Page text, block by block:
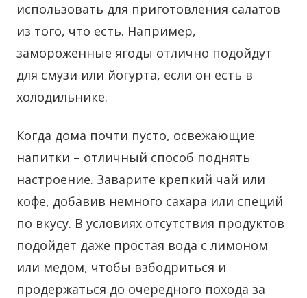
использовать для приготовления салатов
из того, что есть. Например,
замороженные ягоды отлично подойдут
для смузи или йогурта, если он есть в
холодильнике.
Когда дома почти пусто, освежающие
напитки – отличный способ поднять
настроение. Заварите крепкий чай или
кофе, добавив немного сахара или специй
по вкусу. В условиях отсутствия продуктов
подойдет даже простая вода с лимоном
или медом, чтобы взбодриться и
продержаться до очередного похода за